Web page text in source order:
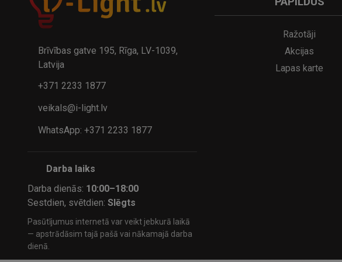
32.95€
29.95€
Brīvības gatve 195, Rīga, LV-1039,
Latvija
+371 2233 1877
veikals@i-light.lv
WhatsApp: +371 2233 1877
Darba laiks
Darba dienās: 10:00–18:00
Sestdien, svētdien:Slēgts
Pasūtījumus internetā var veikt jebkurā laikā
— apstrādāsim tajā pašā vai nākamajā darba
dienā.
Ražotāji
Akcijas
Lapas karte